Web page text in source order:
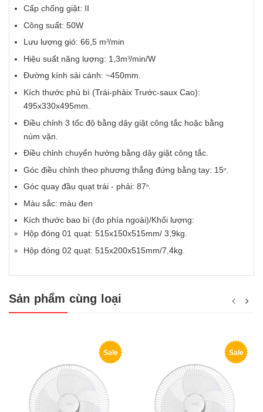
Cấp chống giật: II
Công suất: 50W
Lưu lượng gió: 66,5 m3/min
Hiệu suất năng lượng: 1,3m3/min/W
Đường kính sải cánh: ~450mm.
Kích thước phủ bì (Trái-phảix Trước-saux Cao):
495x330x495mm.
Điều chỉnh 3 tốc độ bằng dây giật công tắc hoặc bằng
núm vặn.
Điều chỉnh chuyển hướng bằng dây giật công tắc.
Góc điều chỉnh theo phương thẳng đứng bằng tay: 15o
Góc quay đầu quạt trái - phải: 87o.
Màu sắc: màu đen
Kích thước bao bì (đo phía ngoài)/Khối lượng:
Hộp đóng 01 quạt: 515x150x515mm/ 3,9kg.
Hộp đóng 02 quạt: 515x200x515mm/7,4kg.
Sản phẩm cùng loại
Sale Sale